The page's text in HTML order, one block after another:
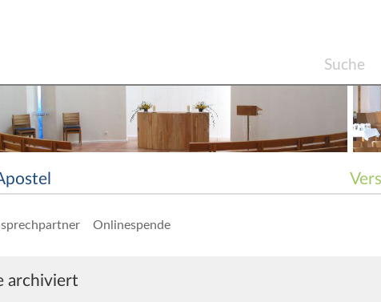
Onlinespende
archiviert